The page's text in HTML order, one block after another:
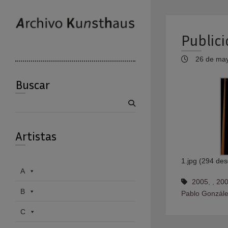
26 de
1.jpg (294
2005
Pablo
Buscar
Artistas
A
B
C